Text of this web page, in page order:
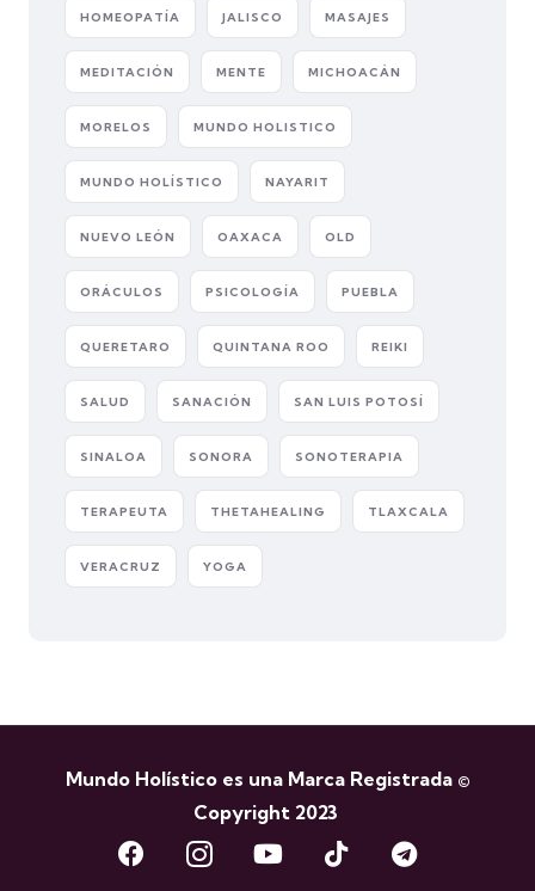
HOMEOPATÍA JALISCO MASAJES
MEDITACIÓN MENTE MICHOACÁN
MORELOS MUNDO HOLISTICO
MUNDO HOLÍSTICO NAYARIT
NUEVO LEÓN OAXACA OLD
ORÁCULOS PSICOLOGÍA PUEBLA
QUERETARO QUINTANA ROO REIKI
SALUD SANACIÓN SAN LUIS POTOSÍ
SINALOA SONORA SONOTERAPIA
TERAPEUTA THETAHEALING TLAXCALA
VERACRUZ YOGA
Mundo Holístico es una Marca Registrada ©
Copyright 2023